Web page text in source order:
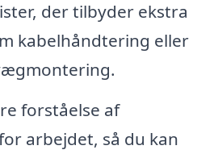
der tilbyder ekstra
kabelhåndtering eller
forståelse af
arbejdet, så du kan